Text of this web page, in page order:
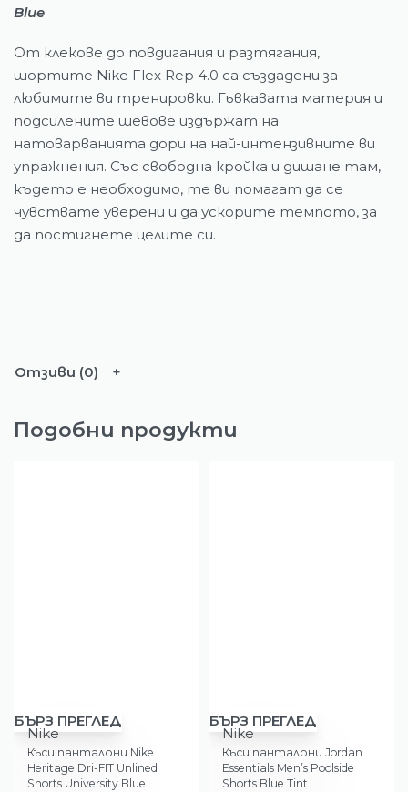
Blue
От клекове до повдигания и разтягания,
шортите Nike Flex Rep 4.0 са създадени за
любимите ви тренировки. Гъвкавата материя и
подсилените шевове издържат на
натоварванията дори на най-интензивните ви
упражнения. Със свободна кройка и дишане там,
където е необходимо, те ви помагат да се
чувствате уверени и да ускорите темпото, за
да постигнете целите си.
Отзиви (0)
Подобни продукти
-20%
БЪРЗ ПРЕГЛЕД
Nike
Къси панталони Nike
Heritage Dri-FIT Unlined
Shorts University Blue
-33%
БЪРЗ ПРЕГЛЕД
Nike
Къси панталони Jordan
Essentials Men’s Poolside
Shorts Blue Tint